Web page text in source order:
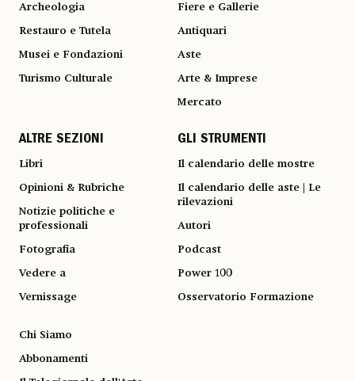
Archeologia
Restauro e Tutela
Musei e Fondazioni
Turismo Culturale
Fiere e Gallerie
Antiquari
Aste
Arte & Imprese
Mercato
ALTRE SEZIONI
Libri
Opinioni & Rubriche
Notizie politiche e
professionali
Fotografia
Vedere a
Vernissage
GLI STRUMENTI
Il calendario delle mostre
Il calendario delle aste | Le
rilevazioni
Autori
Podcast
Power 100
Osservatorio Formazione
Chi Siamo
Abbonamenti